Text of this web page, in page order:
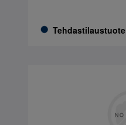
Tehdastilaustuote